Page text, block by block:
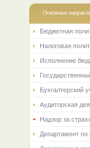
Основные
Бюджетная
Налоговая
Исполнение
Бухгалтерский
Аудиторская
Надзор за
Департамент